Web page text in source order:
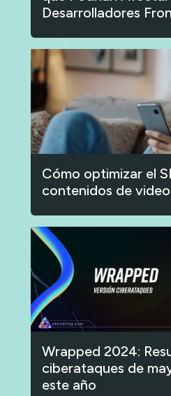
Desarrolladores
Cómo optimizar el
contenidos de video
Wrapped 2024:
ciberataques de
este año